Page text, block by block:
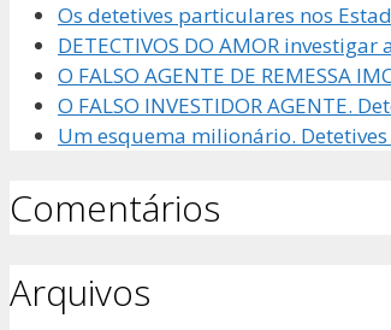
Os detetives particulares nos
DETECTIVOS DO AMOR
O FALSO AGENTE DE REMESSA
O FALSO INVESTIDOR AGENTE.
Um esquema milionário.
Comentários
Arquivos